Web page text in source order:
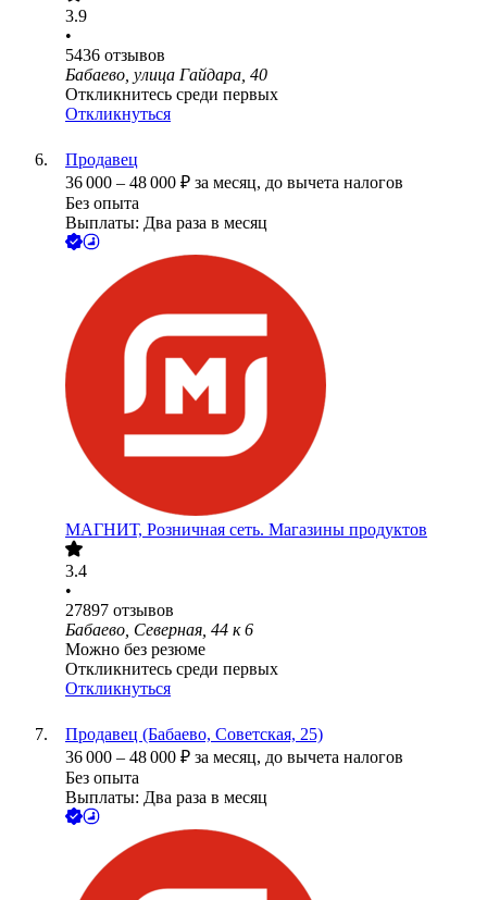
3.9
•
5436 отзывов
Бабаево, улица Гайдара, 40
Откликнитесь среди первых
Откликнуться
Продавец
36 000 – 48 000 ₽ за месяц, до вычета налогов
Без опыта
Выплаты: Два раза в месяц
МАГНИТ, Розничная сеть. Магазины продуктов
3.4
•
27897 отзывов
Бабаево, Северная, 44 к 6
Можно без резюме
Откликнитесь среди первых
Откликнуться
Продавец (Бабаево, Советская, 25)
36 000 – 48 000 ₽ за месяц, до вычета налогов
Без опыта
Выплаты: Два раза в месяц